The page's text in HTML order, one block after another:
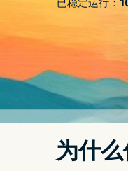
疑难杂症，文章最
喜欢一边旅游一
能够让你化身为